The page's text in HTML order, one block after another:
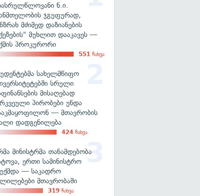
ნ.ი.
ჯგუფურად,
მძიმედ დაზიანების
მუხლით დააკავეს —
პროკურორი
551 ნახვა
სახელმწიფო
სრული
მისაღებად
პირობები უნდა
— მთავრობის
დადგენილება
424 ნახვა
მინისტრმა თანამდებობა
ერთი სამინისტრო
— საკადრო
მთავრობაში
319 ნახვა